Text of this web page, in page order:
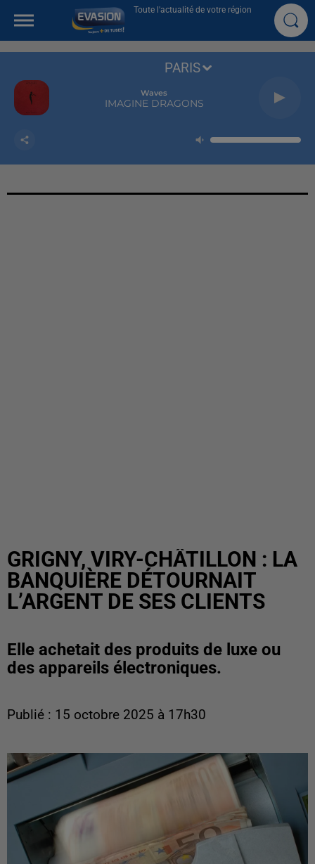
Toute l'actualité de votre région
Waves
IMAGINE DRAGONS
PARIS
GRIGNY, VIRY-CHÂTILLON : LA
BANQUIÈRE DÉTOURNAIT
L’ARGENT DE SES CLIENTS
Elle achetait des produits de luxe ou
des appareils électroniques.
Publié : 15 octobre 2025 à 17h30